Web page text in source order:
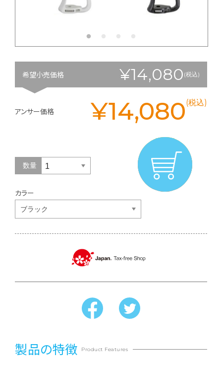
希望小売価格 ¥14,080 (税込)
アンサー価格 ¥14,080(税込)
数量
カラー
製品の特徴 Product Features